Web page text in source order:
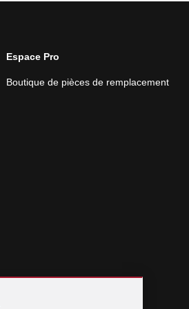
Espace Pro
Boutique de pièces de remplacement